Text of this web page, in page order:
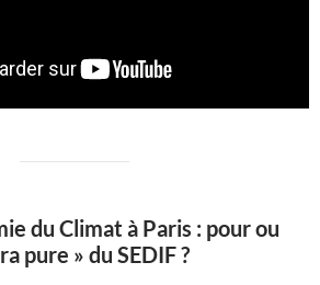
du Climat à Paris : pour ou
pure » du SEDIF ?